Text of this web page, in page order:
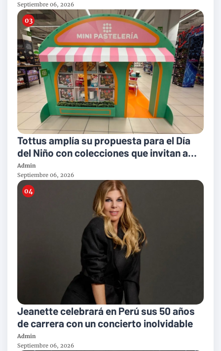
Septiembre 06, 2026
Tottus amplía su propuesta para el Día
del Niño con colecciones que invitan a
jugar, crear e imaginar
Admin
Septiembre 06, 2026
Jeanette celebrará en Perú sus 50 años
de carrera con un concierto inolvidable
Admin
Septiembre 06, 2026